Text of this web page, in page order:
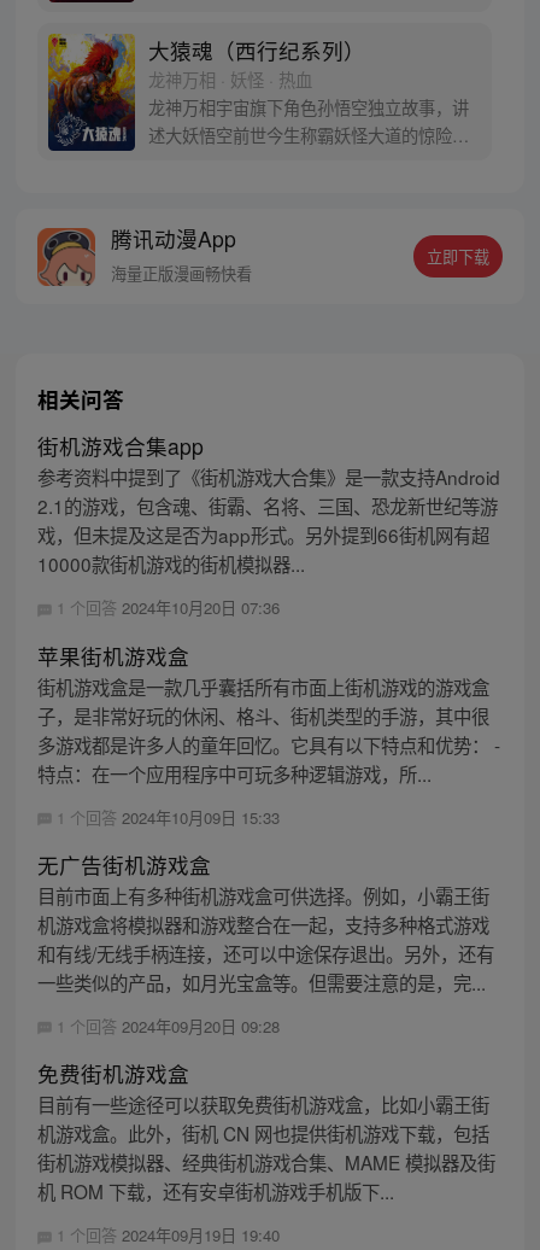
变得美好….随着阴谋慢慢揭露，暗魂四起,
为了让“永恒之火”重新归位，小狼妖白狼不
辞万难，找到唐三藏大法师，和他一起重新
寻回徒弟们，组成全新“西行小队”，再度踏
上西行之旅……
大猿魂（西行纪系列）
龙神万相 · 妖怪 · 热血
龙神万相宇宙旗下角色孙悟空独立故事，讲
述大妖悟空前世今生称霸妖怪大道的惊险历
人…六十年后，他再次破石而出，背负着守
护族人的希望和信念打败了妖怪大道的霸
腾讯动漫App
海量正版漫画畅快看
立即下载
相关问答
街机游戏合集app
参考资料中提到了《街机游戏大合集》是一款支持Android
2.1的游戏，包含魂、街霸、名将、三国、恐龙新世纪等游
戏，但未提及这是否为app形式。另外提到66街机网有超
10000款街机游戏的街机模拟器...
1 个回答 2024年10月20日 07:36
苹果街机游戏盒
街机游戏盒是一款几乎囊括所有市面上街机游戏的游戏盒
子，是非常好玩的休闲、格斗、街机类型的手游，其中很
多游戏都是许多人的童年回忆。它具有以下特点和优势： -
特点：在一个应用程序中可玩多种逻辑游戏，所...
1 个回答 2024年10月09日 15:33
无广告街机游戏盒
目前市面上有多种街机游戏盒可供选择。例如，小霸王街
机游戏盒将模拟器和游戏整合在一起，支持多种格式游戏
和有线/无线手柄连接，还可以中途保存退出。另外，还有
一些类似的产品，如月光宝盒等。但需要注意的是，完...
1 个回答 2024年09月20日 09:28
免费街机游戏盒
目前有一些途径可以获取免费街机游戏盒，比如小霸王街
机游戏盒。此外，街机 CN 网也提供街机游戏下载，包括
街机游戏模拟器、经典街机游戏合集、MAME 模拟器及街
机 ROM 下载，还有安卓街机游戏手机版下...
1 个回答 2024年09月19日 19:40